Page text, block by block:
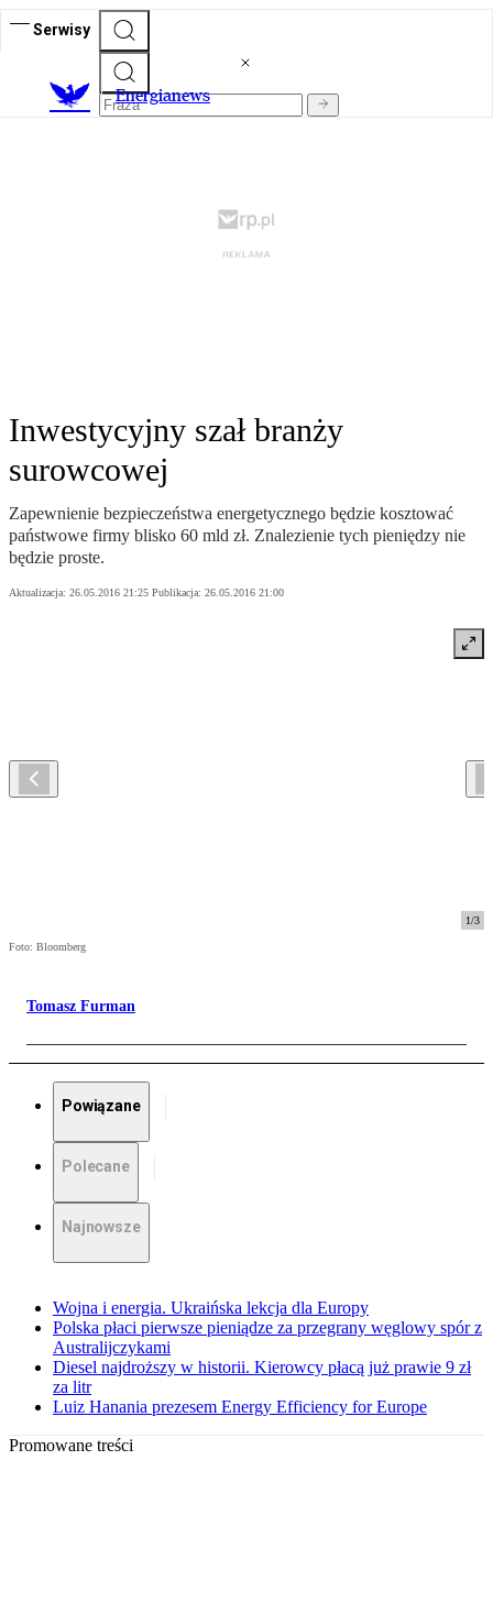
Serwisy
Energianews
Inwestycyjny szał branży
surowcowej
Zapewnienie bezpieczeństwa energetycznego będzie kosztować
państwowe firmy blisko 60 mld zł. Znalezienie tych pieniędzy nie
będzie proste.
Aktualizacja: 26.05.2016 21:25 Publikacja: 26.05.2016 21:00
1/3
Foto: Bloomberg
Tomasz Furman
Powiązane
Polecane
Najnowsze
Wojna i energia. Ukraińska lekcja dla Europy
Polska płaci pierwsze pieniądze za przegrany węglowy spór z
Australijczykami
Diesel najdroższy w historii. Kierowcy płacą już prawie 9 zł
za litr
Luiz Hanania prezesem Energy Efficiency for Europe
Promowane treści